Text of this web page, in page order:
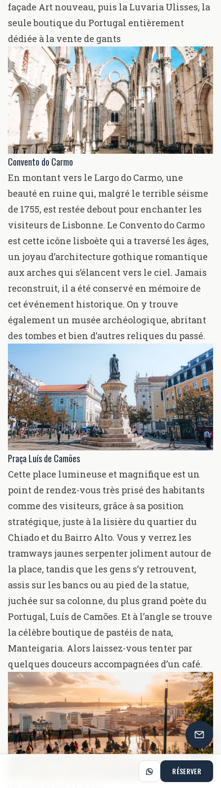
façade Art nouveau, puis la Luvaria Ulisses, la
seule boutique du Portugal entièrement
dédiée à la vente de gants
Convento do Carmo
En montant vers le Largo do Carmo, une
beauté en ruine qui, malgré le terrible séisme
de 1755, est restée debout pour enchanter les
visiteurs de Lisbonne. Le Convento do Carmo
est cette icône lisboète qui a traversé les âges,
un joyau d’architecture gothique romantique
aux arches qui s’élancent vers le ciel. Jamais
reconstruit, il a été conservé en mémoire de
cet événement historique. On y trouve
également un musée archéologique, abritant
des tombes et bien d’autres reliques du passé.
Praça Luís de Camões
Cette place lumineuse et magnifique est un
point de rendez-vous très prisé des habitants
comme des visiteurs, grâce à sa position
stratégique, juste à la lisière du quartier du
Chiado et du Bairro Alto. Vous y verrez les
tramways jaunes serpenter joliment autour de
la place, tandis que les gens s’y retrouvent,
assis sur les bancs ou au pied de la statue,
juchée sur sa colonne, du plus grand poète du
Portugal, Luís de Camões. Et à l’angle se trouve
la célèbre boutique de pastéis de nata,
Manteigaria. Alors laissez-vous tenter par
quelques douceurs accompagnées d’un café.
RÉSERVER